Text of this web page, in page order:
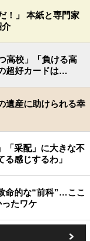
！」 本紙と専門家
介
高校」「負ける高
超好カードは…
遺産に助けられる幸
「采配」に大きな不
感じするわ」
命的な“前科”…ここ
たワケ